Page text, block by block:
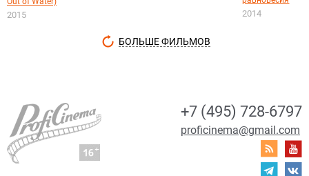
2015 2014
БОЛЬШЕ ФИЛЬМОВ
+7 (495) 728-6797
proficinema@gmail.com